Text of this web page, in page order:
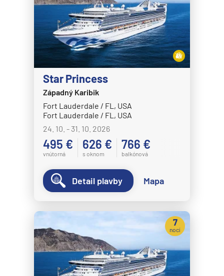
Star Princess
Západný Karibik
Fort Lauderdale / FL, USA
Fort Lauderdale / FL, USA
24. 10. - 31. 10. 2026
495 €
vnútorná
626 €
s oknom
766 €
balkónová
Detail plavby Mapa
7
nocí